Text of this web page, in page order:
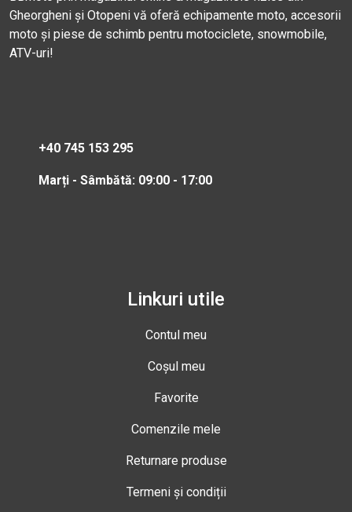
Gheorgheni și Otopeni vă oferă echipamente moto, accesorii
moto și piese de schimb pentru motociclete, snowmobile,
ATV-uri!
+40 745 153 295
Marți - Sâmbătă: 09:00 - 17:00
Linkuri utile
Contul meu
Coșul meu
Favorite
Comenzile mele
Returnare produse
Termeni și condiții